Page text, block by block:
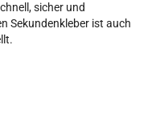
sicher und
Sekundenkleber ist auch